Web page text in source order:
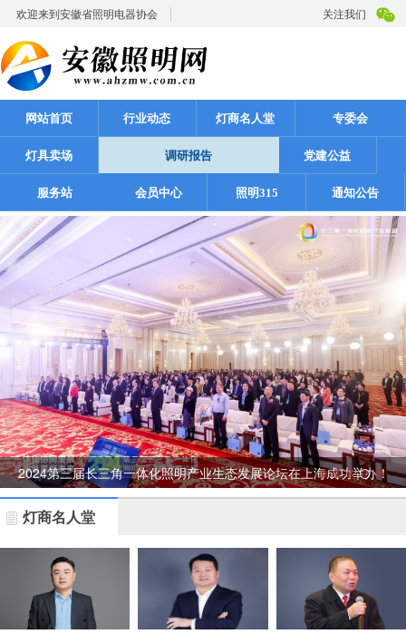
欢迎来到安徽省照明电器协会 关注我们
网站首页 行业动态 灯商名人堂 专委会
灯具卖场 调研报告 党建公益
服务站 会员中心 照明315 通知公告
2024第三届长三角一体化照明产业生态发展论坛在上海成功举办！
灯商名人堂